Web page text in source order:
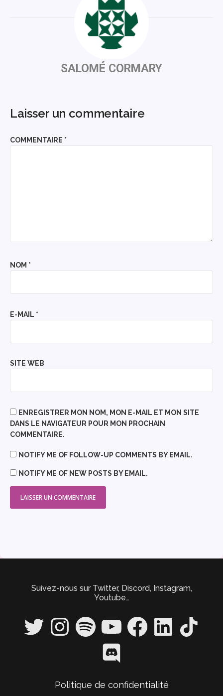
SALOMÉ CORMARY
Laisser un commentaire
COMMENTAIRE *
NOM *
E-MAIL *
SITE WEB
ENREGISTRER MON NOM, MON E-MAIL ET MON SITE
DANS LE NAVIGATEUR POUR MON PROCHAIN
COMMENTAIRE.
NOTIFY ME OF FOLLOW-UP COMMENTS BY EMAIL.
NOTIFY ME OF NEW POSTS BY EMAIL.
Suivez-nous sur Twitter, Discord, Instagram,
Youtube…
Twitter InstagramSpotify YouTube FacebookLinkedIn TikTok
Discord
Politique de confidentialité